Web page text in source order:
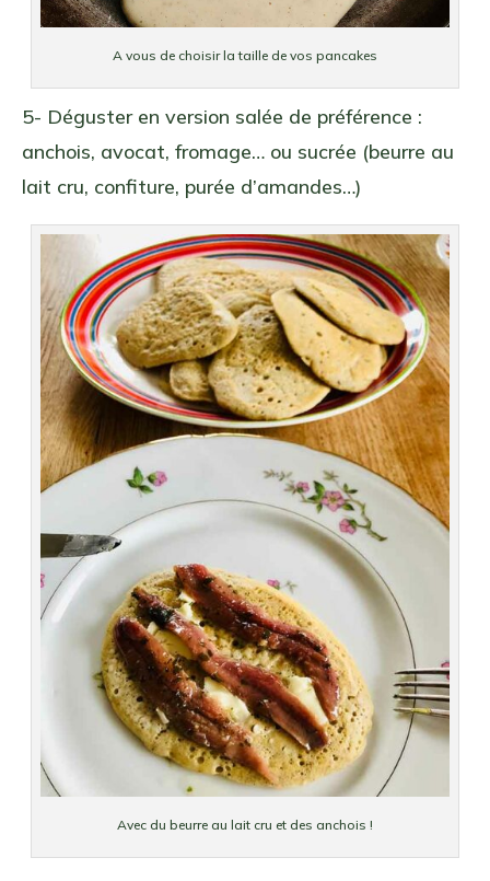
A vous de choisir la taille de vos pancakes
5- Déguster en version salée de préférence :
anchois, avocat, fromage… ou sucrée (beurre au
lait cru, confiture, purée d’amandes…)
Avec du beurre au lait cru et des anchois !